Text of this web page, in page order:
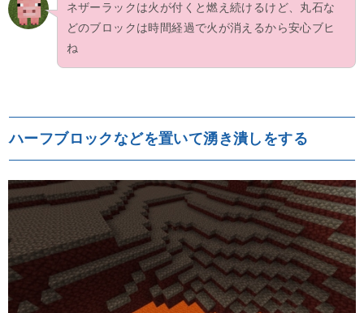
ネザーラックは火が付くと燃え続けるけど、丸石な
どのブロックは時間経過で火が消えるから安心ブヒ
ね
ハーフブロックなどを置いて湧き潰しをする